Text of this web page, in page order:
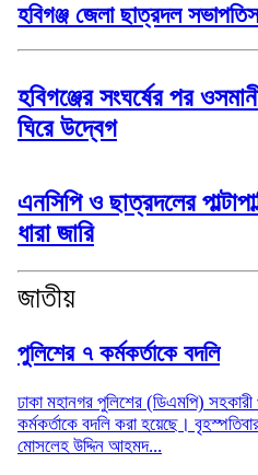
হবিগঞ্জ জেলা ছাত্রদল
হবিগঞ্জের সংঘর্ষের পর
ঘিরে উদ্বেগ
এনসিপি ও ছাত্রদলের
ধারা জারি
জাতীয়
পুলিশের ৭ কর্মকর্তাকে বদলি
ঢাকা মহানগর পুলিশের (ডিএমপি) সহকারী
কর্মকর্তাকে বদলি করা হয়েছে।
মোসলেহ উদ্দিন আহমদ...